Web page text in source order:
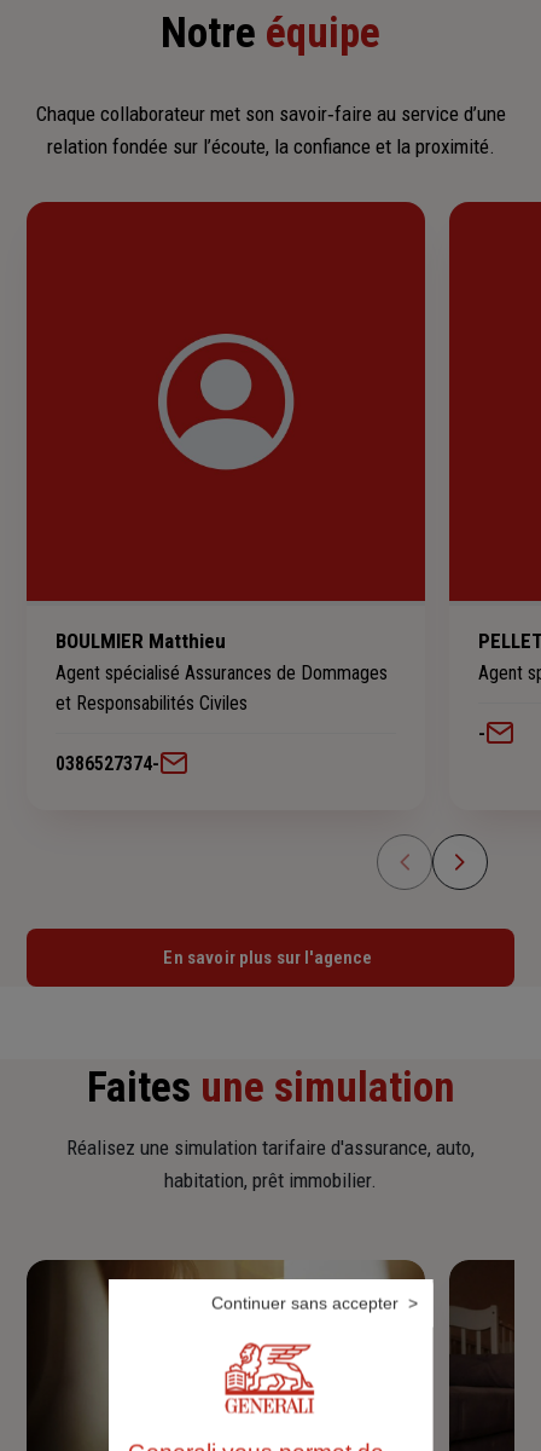
Notre équipe
Chaque collaborateur met son savoir‑faire au service d’une
relation fondée sur l’écoute, la confiance et la proximité.
BOULMIER Matthieu
Agent spécialisé Assurances de Dommages
et Responsabilités Civiles
0386527374-
Agent
-
En savoir plus sur l'agence
Faites une simulation
Réalisez une simulation tarifaire d'assurance, auto,
habitation, prêt immobilier.
Continuer sans accepter